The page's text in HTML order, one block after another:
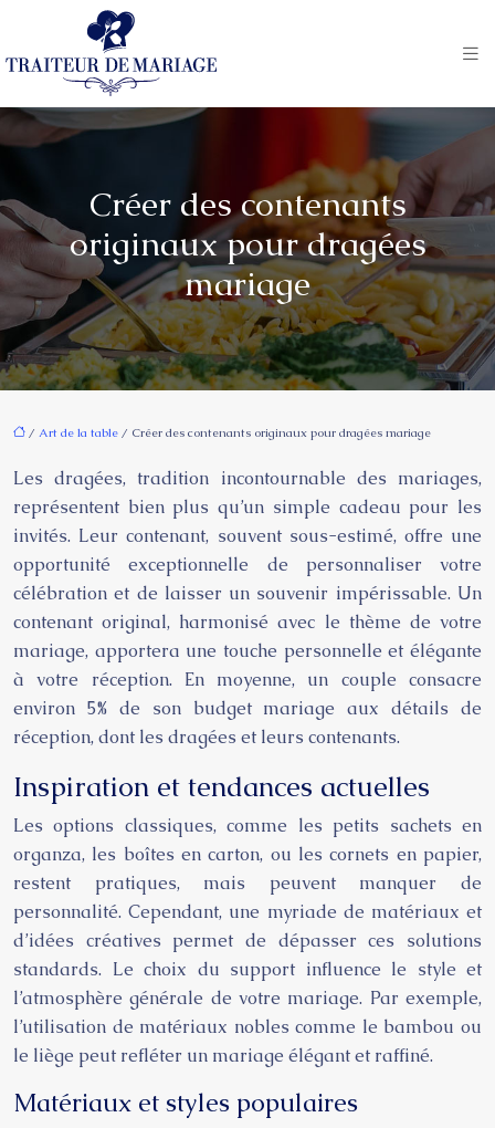
Créer des contenants
originaux pour dragées
mariage
/ Art de la table / Créer des contenants originaux pour dragées mariage
Les dragées, tradition incontournable des mariages,
représentent bien plus qu’un simple cadeau pour les
invités. Leur contenant, souvent sous-estimé, offre une
opportunité exceptionnelle de personnaliser votre
célébration et de laisser un souvenir impérissable. Un
contenant original, harmonisé avec le thème de votre
mariage, apportera une touche personnelle et élégante
à votre réception. En moyenne, un couple consacre
environ 5% de son budget mariage aux détails de
réception, dont les dragées et leurs contenants.
Inspiration et tendances actuelles
Les options classiques, comme les petits sachets en
organza, les boîtes en carton, ou les cornets en papier,
restent pratiques, mais peuvent manquer de
personnalité. Cependant, une myriade de matériaux et
d’idées créatives permet de dépasser ces solutions
standards. Le choix du support influence le style et
l’atmosphère générale de votre mariage. Par exemple,
l’utilisation de matériaux nobles comme le bambou ou
le liège peut refléter un mariage élégant et raffiné.
Matériaux et styles populaires